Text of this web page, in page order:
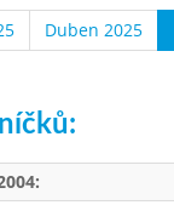
Duben 2025